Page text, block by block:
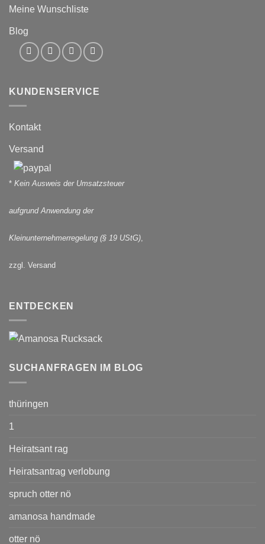
Meine Wunschliste
Blog
KUNDENSERVICE
Kontakt
Versand
* Kein Ausweis der Umsatzsteuer
aufgrund Anwendung der
Kleinunternehmerregelung (§ 19 UStG)
zzgl. Versand
ENTDECKEN
SUCHANFRAGEN IM BLOG
thüringen
1
Heiratsant rag
Heiratsantrag verlobung
spruch otter nö
amanosa handmade
otter nö